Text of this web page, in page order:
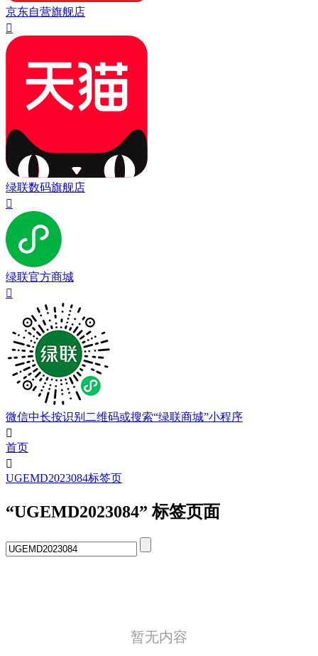
京东自营旗舰店

绿联数码旗舰店

绿联官方商城

微信中长按识别二维码或搜索“绿联商城”小程序

首页

UGEMD2023084标签页
“UGEMD2023084” 标签页面
暂无内容